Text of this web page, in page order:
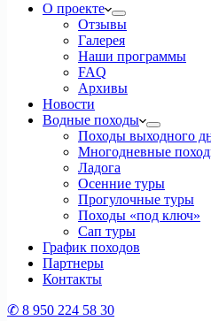
О проекте
Отзывы
Галерея
Наши программы
FAQ
Архивы
Новости
Водные походы
Походы выходного
Многодневные
Ладога
Осенние туры
Прогулочные туры
Походы «под ключ»
Сап туры
График походов
Партнеры
Контакты
✆ 8 950 224 58 30